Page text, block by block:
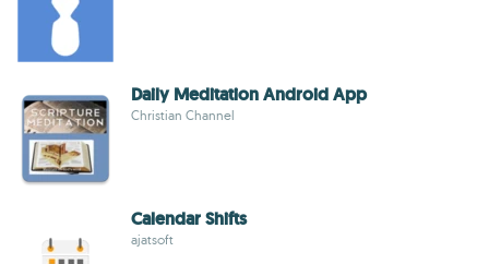
Daily Meditation Android App
Christian Channel
Calendar Shifts
ajatsoft